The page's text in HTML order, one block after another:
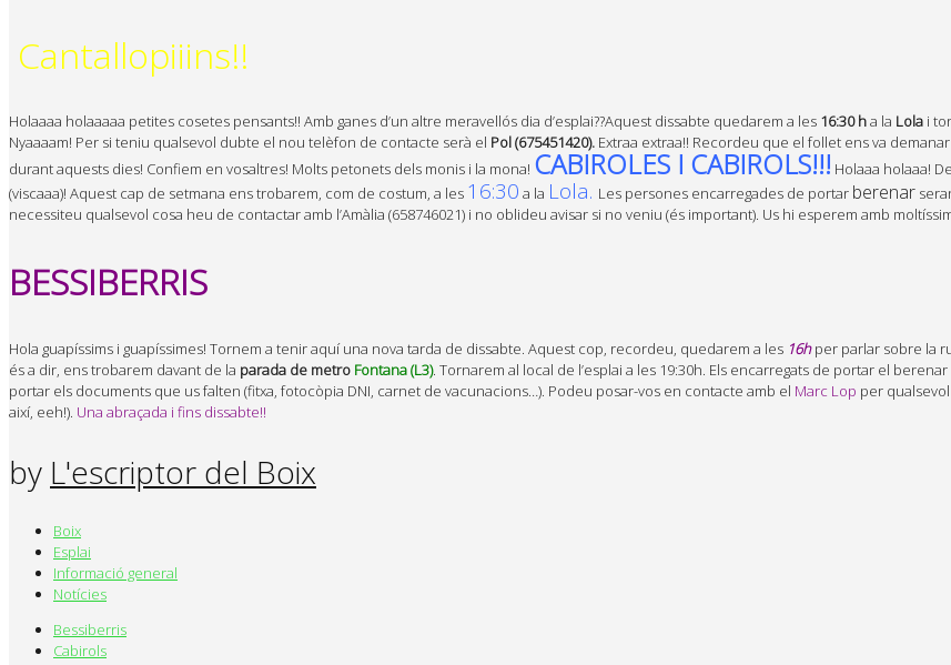
Cantallopiiins!!
Holaaaa holaaaaa petites cosetes pensants!! Amb ganes d’un altre meravellós dia d’esplai??Aquest dissabte quedarem a les 16:30 ha la Lola i
Nyaaaam! Per si teniu qualsevol dubte el nou telèfon de contacte serà el Pol (675451420). Extraa extraa!! Recordeu que el follet ens va
durant aquests dies! Confiem en vosaltres! Molts petonets dels monis i la mona! CABIROLES I CABIROLS!!! Holaaa holaaa!
(viscaaa)! Aquest cap de setmana ens trobarem, com de costum, a les 16:30 a la Lola. Les persones encarregades de portar berenar
necessiteu qualsevol cosa heu de contactar amb l’Amàlia (658746021) i no oblideu avisar si no veniu (és important). Us hi esperem amb
BESSIBERRIS
Hola guapíssims i guapíssimes! Tornem a tenir aquí una nova tarda de dissabte. Aquest cop, recordeu, quedarem a les 16hper parlar sobre la
és a dir, ens trobarem davant de la parada de metro Fontana (L3). Tornarem al local de l’esplai a les 19:30h. Els encarregats de portar el
portar els documents que us falten (fitxa, fotocòpia DNI, carnet de vacunacions…). Podeu posar-vos en contacte amb el Marc Lop per
així, eeh!). Una abraçada i fins dissabte!!
by L'escriptor del Boix
Boix
Esplai
Informació general
Notícies
Bessiberris
Cabirols